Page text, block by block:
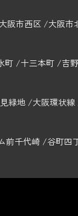
大阪市西区 大阪市
町 十三本町 吉野
緑地 大阪環状線
前千代崎 谷町四